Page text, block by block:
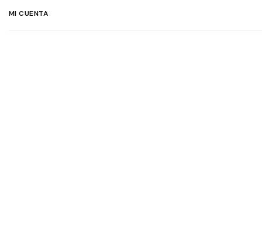
MI CUENTA